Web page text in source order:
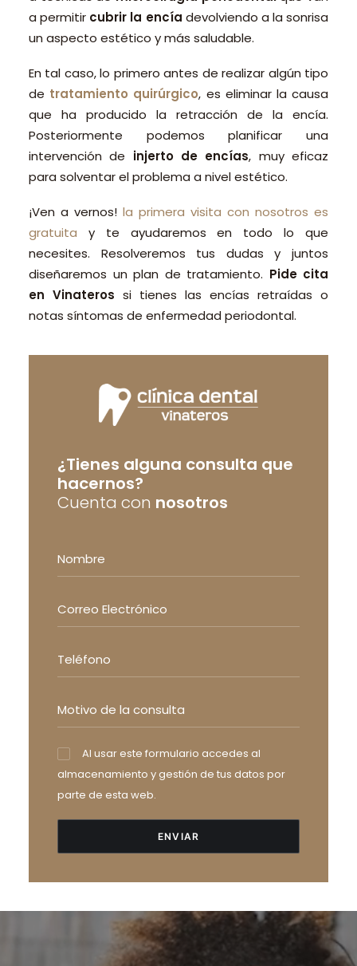
a permitir cubrir la encía devolviendo a la sonrisa
un aspecto estético y más saludable.
En tal caso, lo primero antes de realizar algún tipo
de tratamiento quirúrgico, es eliminar la causa
que ha producido la retracción de la encía.
Posteriormente podemos planificar una
intervención de injerto de encías, muy eficaz
para solventar el problema a nivel estético.
¡Ven a vernos! la primera visita con nosotros es
gratuita y te ayudaremos en todo lo que
necesites. Resolveremos tus dudas y juntos
diseñaremos un plan de tratamiento. Pide cita
en Vinateros si tienes las encías retraídas o
notas síntomas de enfermedad periodontal.
¿Tienes alguna consulta que
hacernos?
Cuenta con nosotros
Al usar este formulario accedes al
almacenamiento y gestión de tus datos por
parte de esta web.